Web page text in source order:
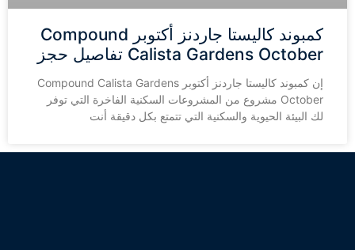
كمبوند كاليستا جاردنز أكتوبر Compound
Calista Gardens October تفاصيل حجز
إن كمبوند كاليستا جاردنز أكتوبر Compound Calista Gardens
October مشروع من المشروعات السكنية الفاخرة التي توفر
لك البيئة الحيوية والسكنية التي تتمتع بكل دقيقة أنت